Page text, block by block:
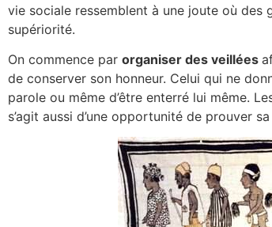
vie sociale ressemblent à une joute où
supériorité.
On commence par organiser des veillées
de conserver son honneur. Celui qui ne
parole ou même d’être enterré lui même.
s’agit aussi d’une opportunité de prouver